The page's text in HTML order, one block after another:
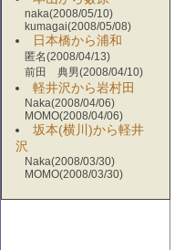
naka(2008/05/10)
kumagai(2008/05/08)
日本橋から浦和
匿名(2008/04/13)
前田 典男(2008/04/10)
軽井沢から岩村田
Naka(2008/04/06)
MOMO(2008/04/06)
坂本(横川)から軽井
沢
Naka(2008/03/30)
MOMO(2008/03/30)